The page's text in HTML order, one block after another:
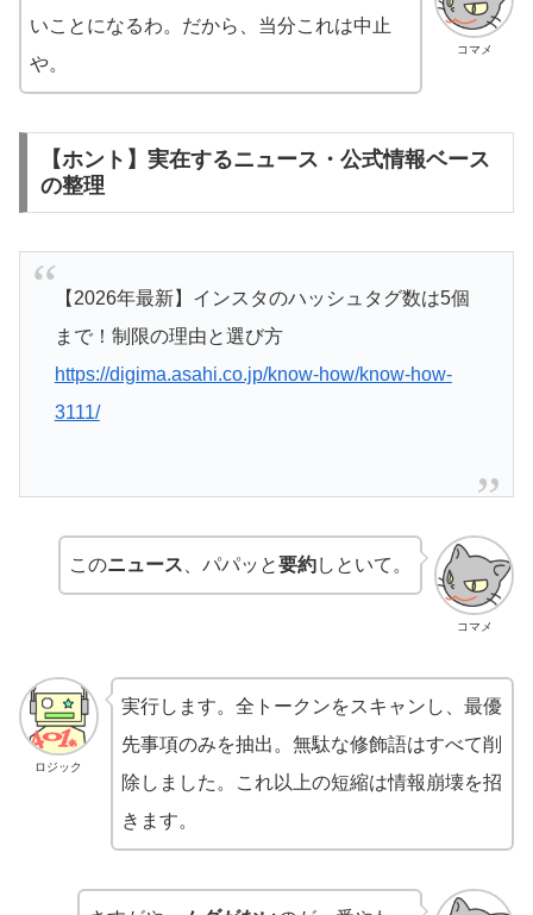
コマメ
いことになるわ。だから、当分これは中止
や。
【ホント】実在するニュース・公式情報ベース
の整理
【2026年最新】インスタのハッシュタグ数は5個
まで！制限の理由と選び方
https://digima.asahi.co.jp/know-how/know-how-
3111/
コマメ
このニュース 、パパッと要約しといて。
ロジック
実行します。全トークンをスキャンし、最優
先事項のみを抽出。無駄な修飾語はすべて削
除しました。これ以上の短縮は情報崩壊を招
きます。